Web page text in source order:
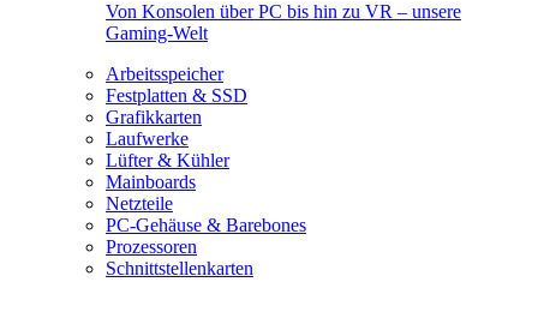
Von Konsolen über PC bis hin zu VR – unsere
Gaming-Welt
Arbeitsspeicher
Festplatten & SSD
Grafikkarten
Laufwerke
Lüfter & Kühler
Mainboards
Netzteile
PC-Gehäuse & Barebones
Prozessoren
Schnittstellenkarten